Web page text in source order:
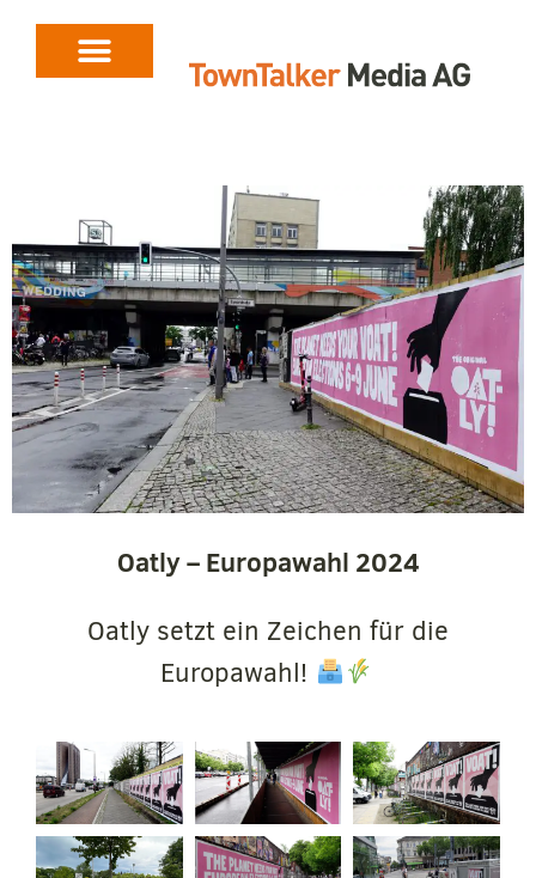
Oatly – Europawahl 2024
Oatly setzt ein Zeichen für die
Europawahl!